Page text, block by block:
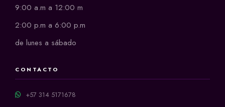
9:00 a.m a 12:00 m
2:00 p.m a 6:00 p.m
de lunes a sábado
CONTACTO
+57 314 5171678